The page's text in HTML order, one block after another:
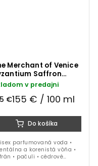
Merchant of Venice
Saffron
voda 100
v predajni
€155 € / 100 ml
Do košíka
parfumovaná voda •
a korenistá vôňa •
• pačuli • cédrové